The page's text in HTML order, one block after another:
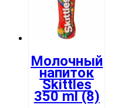
Молочный
напиток
Skittles
350 ml (8)